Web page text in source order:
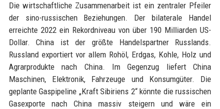
Die wirtschaftliche Zusammenarbeit ist ein zentraler Pfeiler
der sino-russischen Beziehungen. Der bilaterale Handel
erreichte 2022 ein Rekordniveau von über 190 Milliarden US-
Dollar. China ist der größte Handelspartner Russlands.
Russland exportiert vor allem Rohöl, Erdgas, Kohle, Holz und
Agrarprodukte nach China. Im Gegenzug liefert China
Maschinen, Elektronik, Fahrzeuge und Konsumgüter. Die
geplante Gaspipeline „Kraft Sibiriens 2“ könnte die russischen
Gasexporte nach China massiv steigern und wäre ein